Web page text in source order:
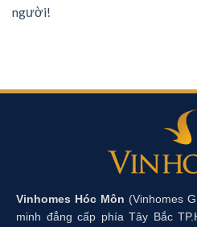
người!
Vinhomes Hóc Môn (Vinhomes
minh đẳng cấp phía Tây Bắc